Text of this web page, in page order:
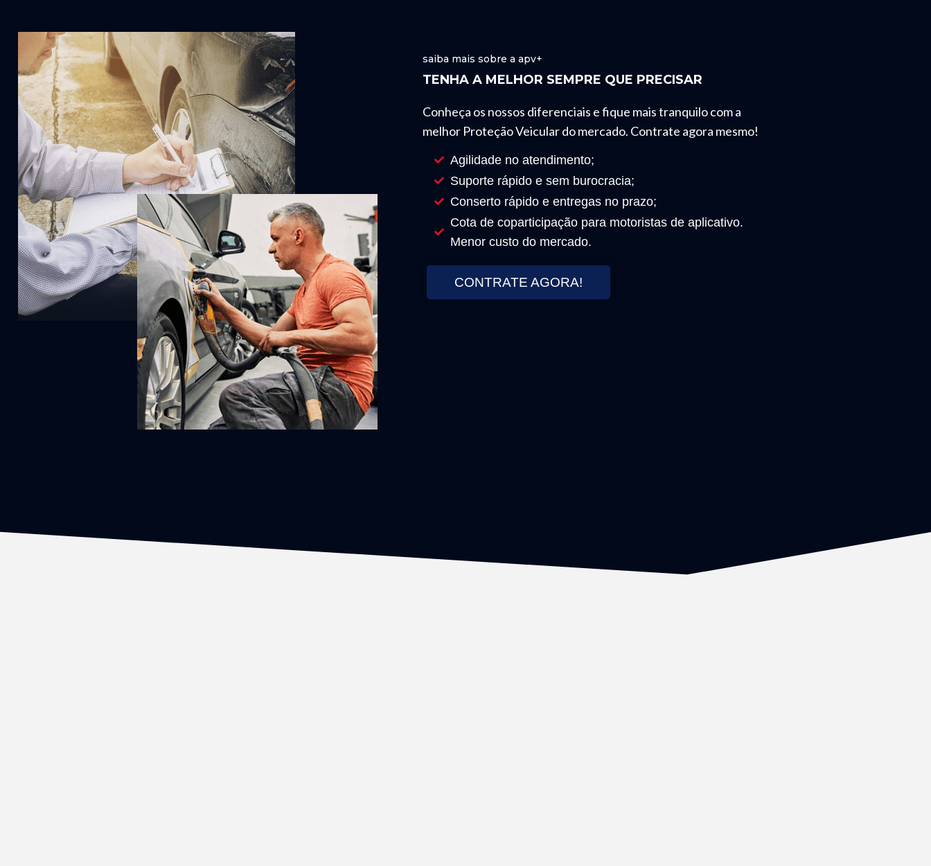
saiba mais sobre a apv+
TENHA A MELHOR SEMPRE QUE PRECISAR
Conheça os nossos diferenciais e fique mais tranquilo com a
melhor Proteção Veicular do mercado. Contrate agora mesmo!
Agilidade no atendimento;
Suporte rápido e sem burocracia;
Conserto rápido e entregas no prazo;
Cota de coparticipação para motoristas de aplicativo.
Menor custo do mercado.
CONTRATE AGORA!